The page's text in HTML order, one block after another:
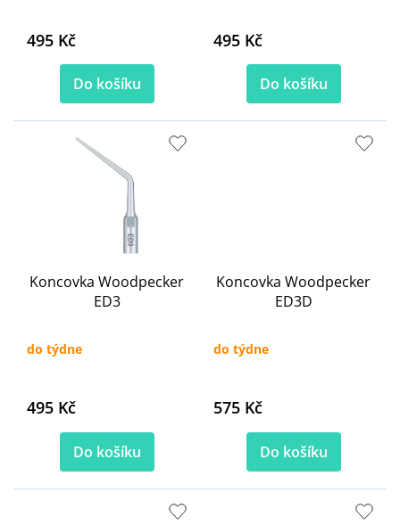
495 Kč
Do košíku
495 Kč
Do košíku
Koncovka Woodpecker
ED3
do týdne
495 Kč
Do košíku
Koncovka Woodpecker
ED3D
do týdne
575 Kč
Do košíku